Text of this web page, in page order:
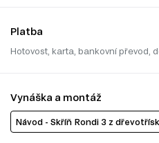
Platba
Hotovost, karta, bankovní převod,
Vynáška a montáž
Návod - Skříň Rondi 3 z